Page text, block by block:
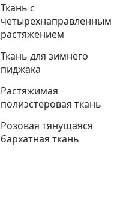
Ткань с
четырехнаправленным
растяжением
Ткань для зимнего
пиджака
Растяжимая
полиэстеровая ткань
Розовая тянущаяся
бархатная ткань